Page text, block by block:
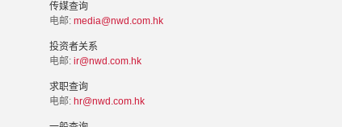
传媒查询
电邮: media@nwd.com.hk
投资者关系
电邮: ir@nwd.com.hk
求职查询
电邮: hr@nwd.com.hk